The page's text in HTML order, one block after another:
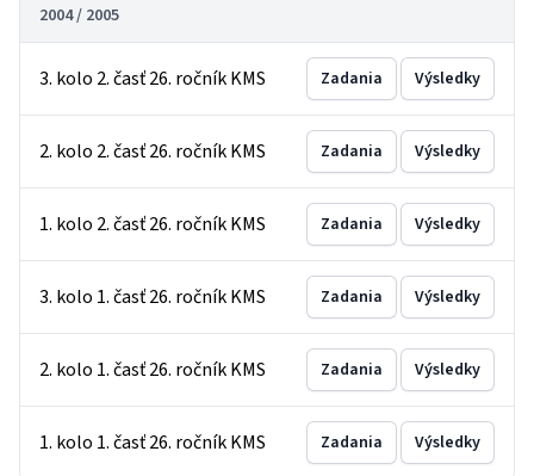
2004 / 2005
3. kolo 2. časť 26. ročník KMS Zadania Výsledky
2. kolo 2. časť 26. ročník KMS Zadania Výsledky
1. kolo 2. časť 26. ročník KMS Zadania Výsledky
3. kolo 1. časť 26. ročník KMS Zadania Výsledky
2. kolo 1. časť 26. ročník KMS Zadania Výsledky
1. kolo 1. časť 26. ročník KMS Zadania Výsledky